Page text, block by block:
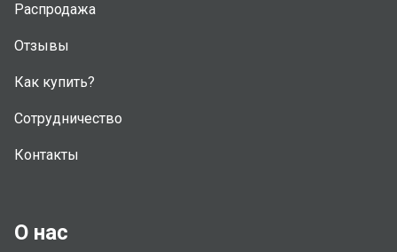
Распродажа
Отзывы
Как купить?
Сотрудничество
Контакты
О нас